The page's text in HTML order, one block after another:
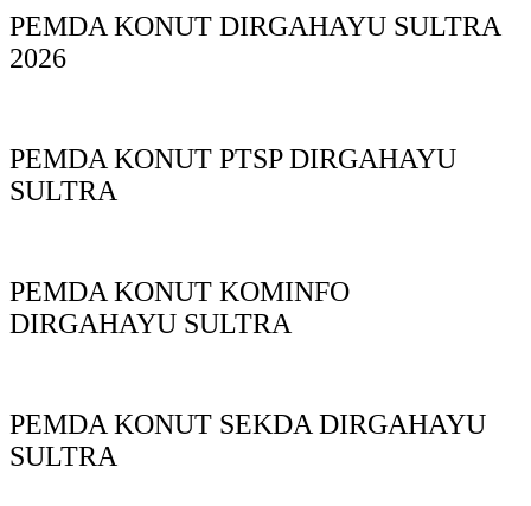
PEMDA KONUT DIRGAHAYU SULTRA
2026
PEMDA KONUT PTSP DIRGAHAYU
SULTRA
PEMDA KONUT KOMINFO
DIRGAHAYU SULTRA
PEMDA KONUT SEKDA DIRGAHAYU
SULTRA